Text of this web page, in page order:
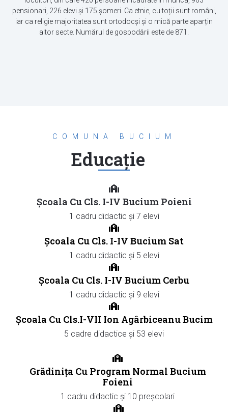
pensionari, 226 elevi și 175 șomeri. Ca etnie, cu toții sunt români,
iar ca religie majoritatea sunt ortodocși și o mică parte aparțin
altor secte. Numărul de gospodării este de 871.
COMUNA BUCIUM
Educație
Școala Cu Cls. I-IV Bucium Poieni
1 cadru didactic și 7 elevi
Școala Cu Cls. I-IV Bucium Sat
1 cadru didactic și 5 elevi
Școala Cu Cls. I-IV Bucium Cerbu
1 cadru didactic și 9 elevi
Școala Cu Cls.I-VII Ion Agârbiceanu Bucim
5 cadre didactice și 53 elevi
Grădinița Cu Program Normal Bucium
Foieni
1 cadru didactic și 10 preșcolari